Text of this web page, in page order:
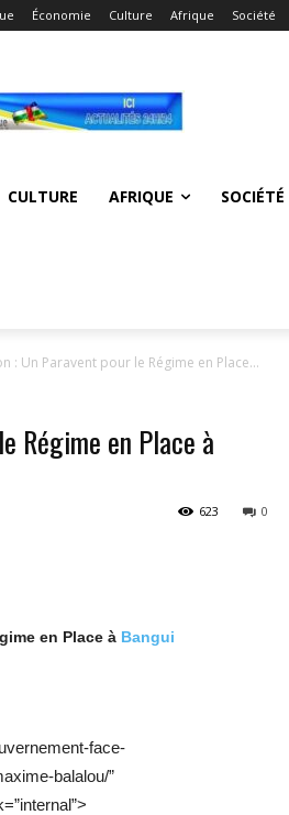
Économie Culture Afrique Société
CULTURE AFRIQUE SOCIÉTÉ
: Un Paravent pour le Régime en Place...
Régime en Place à
0
623
en Place à Bangui
face-
balalou/”